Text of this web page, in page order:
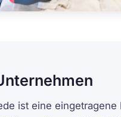
ist eine eingetragene